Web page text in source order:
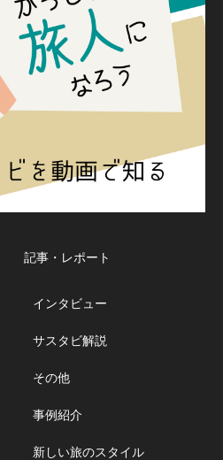
記事・レポート
インタビュー
サスタビ解説
その他
事例紹介
新しい旅のスタイル